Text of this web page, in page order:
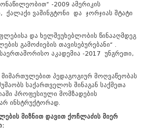
-2009 ამერიკის
ქალაქი ვაშინგტონი და ჯორჯიას შტატი
და ხელშეუხებლობის წინააღმდეგ
გამოძიების თავისებურებანი“ .
აკადემია -2017 უნგრეთი,
პედაგოგიურ მოღვაწეობას
საქართველოს შინაგან საქმეთა
პროფესიული მომზადების
ინსტრუქტორად.
მიზნით დავით ქოჩლაძის მიერ